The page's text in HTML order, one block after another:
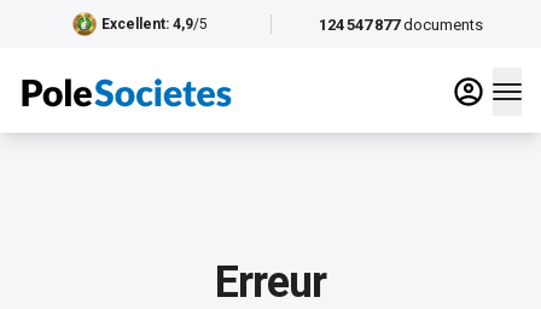
124 547 877 documents
Excellent: 4,9/5
Erreur